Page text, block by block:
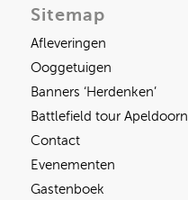
Sitemap
Afleveringen
Ooggetuigen
Banners ‘Herdenken’
Battlefield tour Apeldoorn
Contact
Evenementen
Gastenboek